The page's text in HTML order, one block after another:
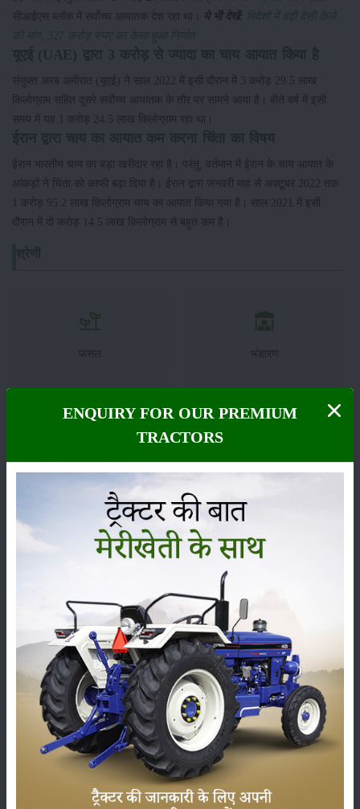
सीआईएस ब्लॉक में सर्वोच्च आयातक देश रहा था।
ये भी देखें: विदेशों में बढ़ी देसी केले
की मांग, 327 करोड़ रुपए का केला हुआ निर्यात
संयुक्त अरब अमीरात (यूएई) ने साल 2022 में इसी दौरान में 3 करोड़ 29.5 लाख
किलोग्राम सहित दूसरे सर्वोच्च आयातक के तौर पर सामने आया है। बीते वर्ष में इसी
समय में यह 1 करोड़ 24.5 लाख किलोग्राम रहा था।
ईरान भारतीय चाय का बड़ा खरीदार रहा है। परंतु, वर्तमान में ईरान के चाय आयात के
आंकड़ों ने चिंता को काफी बढ़ा दिया है। ईरान द्वारा जनवरी माह से अक्टूबर 2022 तक
1 करोड़ 95.2 लाख किलोग्राम चाय का आयात किया गया है। साल 2021 में इसी
दौरान में दो करोड़ 14.5 लाख किलोग्राम से बहुत कम है।
फसल भंडारण
कृषि यंत्र
सम्पादकीय अन्य
लाड़ली बहना योजना की 36वीं किस्त जारी, करोड़ों महिलाओं के
खातों में पहुंचे 1500 रुपये
16-May-2026
ट्रैक्टर बिक्री में महिंद्रा ने अप्रैल 2026 में दर्ज की 20% से
अधिक वृद्धि
01-May-2026
ENQUIRY FOR OUR PREMIUM
TRACTORS